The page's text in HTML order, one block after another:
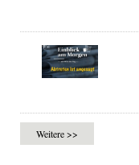
Weitere >>